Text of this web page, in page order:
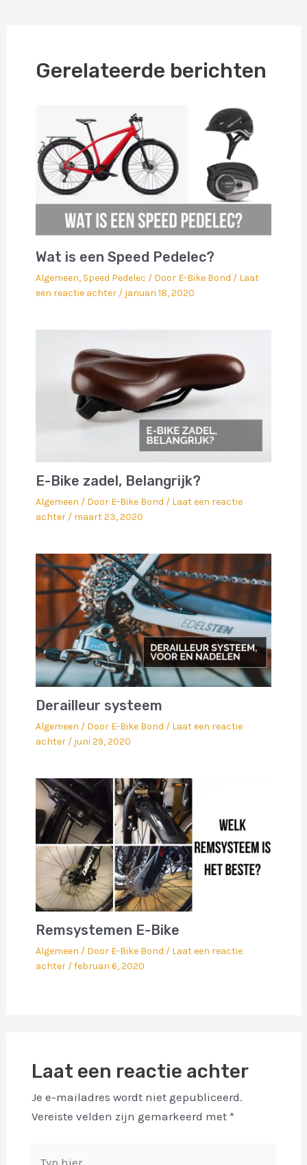
Gerelateerde berichten
Wat is een Speed Pedelec?
Algemeen, Speed Pedelec / Door E-Bike Bond / Laat
een reactie achter / januari 18, 2020
E-Bike zadel, Belangrijk?
Algemeen / Door E-Bike Bond / Laat een reactie
achter / maart 23, 2020
Derailleur systeem
Algemeen / Door E-Bike Bond / Laat een reactie
achter / juni 29, 2020
Remsystemen E-Bike
Algemeen / Door E-Bike Bond / Laat een reactie
achter /februari 6, 2020
Laat een reactie achter
Je e-mailadres wordt niet gepubliceerd.
Vereiste velden zijn gemarkeerd met *